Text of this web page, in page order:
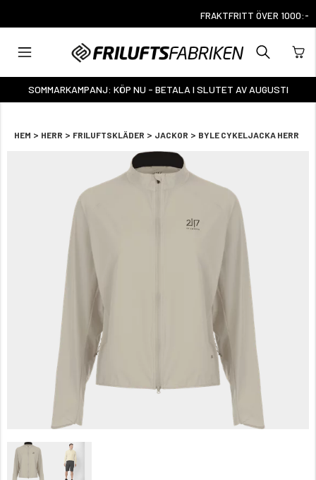
FRAKTFRITT ÖVER 1000:-
SOMMARKAMPANJ: KÖP NU - BETALA I SLUTET AV AUGUSTI
HEM > HERR > FRILUFTSKLÄDER > JACKOR > BYLE CYKELJACKA HERR